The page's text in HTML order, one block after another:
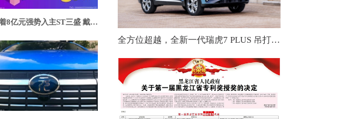
带着8亿元强势入主ST三盛 戴德斌的资金来源被质疑
全方位超越，全新一代瑞虎7 PLUS 吊打本田CR-V